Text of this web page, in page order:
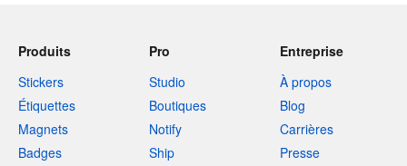
Produits
Stickers
Étiquettes
Magnets
Badges
Pro
Studio
Boutiques
Notify
Ship
Entreprise
À propos
Blog
Carrières
Presse